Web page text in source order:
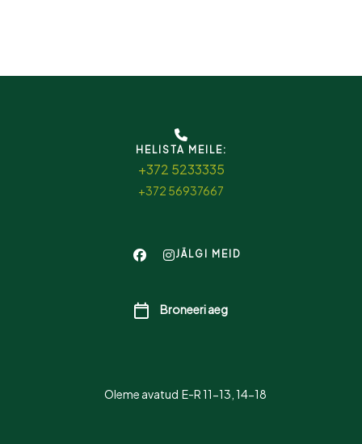
HELISTA MEILE:
+372 5233335
+372 56937667
JÄLGI MEID
Broneeri aeg
Oleme avatud E-R 11-13, 14-18